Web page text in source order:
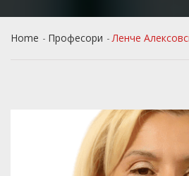
Home Професори Ленче